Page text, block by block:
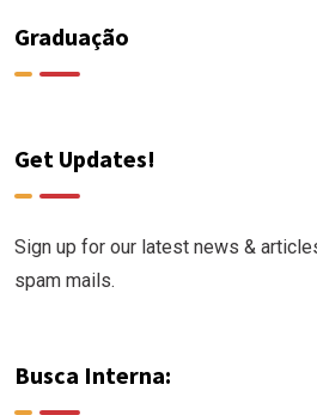
Graduação
Get Updates!
Sign up for our latest news &
spam mails.
Busca Interna: